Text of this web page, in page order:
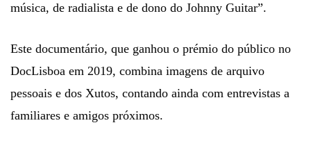
música, de radialista e de dono do Johnny Guitar”.
Este documentário, que ganhou o prémio do público no
DocLisboa em 2019, combina imagens de arquivo
pessoais e dos Xutos, contando ainda com entrevistas a
familiares e amigos próximos.